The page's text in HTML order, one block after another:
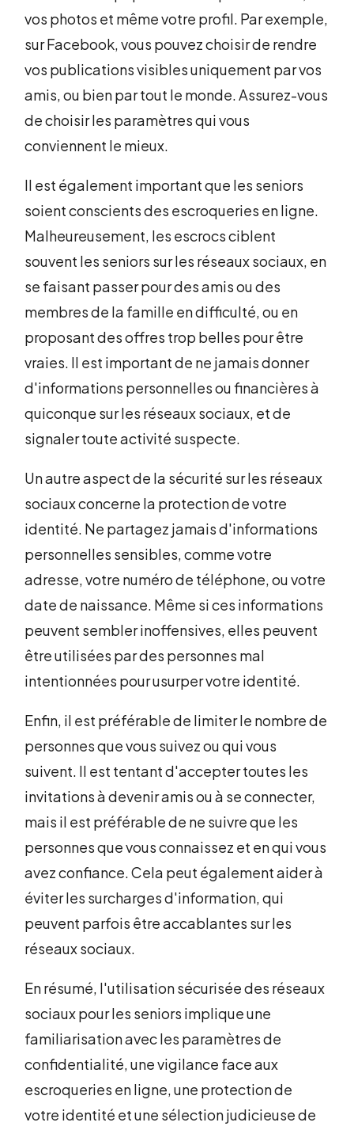
vos photos et même votre profil. Par exemple,
sur Facebook, vous pouvez choisir de rendre
vos publications visibles uniquement par vos
amis, ou bien par tout le monde. Assurez-vous
de choisir les paramètres qui vous
conviennent le mieux.
Il est également important que les seniors
soient conscients des escroqueries en ligne.
Malheureusement, les escrocs ciblent
souvent les seniors sur les réseaux sociaux, en
se faisant passer pour des amis ou des
membres de la famille en difficulté, ou en
proposant des offres trop belles pour être
vraies. Il est important de ne jamais donner
d'informations personnelles ou financières à
quiconque sur les réseaux sociaux, et de
signaler toute activité suspecte.
Un autre aspect de la sécurité sur les réseaux
sociaux concerne la protection de votre
identité. Ne partagez jamais d'informations
personnelles sensibles, comme votre
adresse, votre numéro de téléphone, ou votre
date de naissance. Même si ces informations
peuvent sembler inoffensives, elles peuvent
être utilisées par des personnes mal
intentionnées pour usurper votre identité.
Enfin, il est préférable de limiter le nombre de
personnes que vous suivez ou qui vous
suivent. Il est tentant d'accepter toutes les
invitations à devenir amis ou à se connecter,
mais il est préférable de ne suivre que les
personnes que vous connaissez et en qui vous
avez confiance. Cela peut également aider à
éviter les surcharges d'information, qui
peuvent parfois être accablantes sur les
réseaux sociaux.
En résumé, l'utilisation sécurisée des réseaux
sociaux pour les seniors implique une
familiarisation avec les paramètres de
confidentialité, une vigilance face aux
escroqueries en ligne, une protection de
votre identité et une sélection judicieuse de